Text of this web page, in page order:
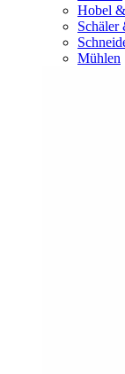
Hobel
Schäler
Mühlen